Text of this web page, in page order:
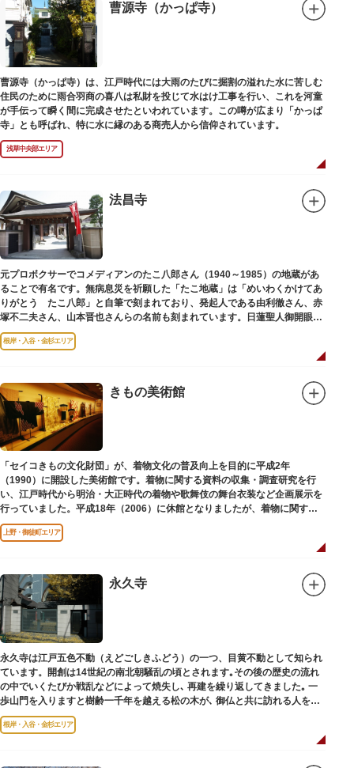
曹源寺（かっぱ寺）
曹源寺（かっぱ寺）は、江戸時代には大雨のたびに掘割の溢れた水に苦しむ
住民のために雨合羽商の喜八は私財を投じて水はけ工事を行い、これを河童
が手伝って瞬く間に完成させたといわれています。この噂が広まり「かっぱ
寺」とも呼ばれ、特に水に縁のある商売人から信仰されています。
浅草中央部エリア
法昌寺
元プロボクサーでコメディアンのたこ八郎さん（1940～1985）の地蔵があ
ることで有名です。無病息災を祈願した「たこ地蔵」は「めいわくかけてあ
りがとう たこ八郎」と自筆で刻まれており、発起人である由利徹さん、赤
塚不二夫さん、山本晋也さんらの名前も刻まれています。日蓮聖人御開眼の
毘沙門天を奉安しています。
根岸・入谷・金杉エリア
きもの美術館
「セイコきもの文化財団」が、着物文化の普及向上を目的に平成2年
（1990）に開設した美術館です。着物に関する資料の収集・調査研究を行
い、江戸時代から明治・大正時代の着物や歌舞伎の舞台衣装など企画展示を
行っていました。平成18年（2006）に休館となりましたが、着物に関する
調査研究等は引き続き本財団で行っています。
平成18年（2006）に休館
上野・御徒町エリア
永久寺
永久寺は江戸五色不動（えどごしきふどう）の一つ、目黄不動として知られ
ています。開創は14世紀の南北朝騒乱の頃とされます｡その後の歴史の流れ
の中でいくたびか戦乱などによって焼失し､ 再建を繰り返してきました｡ 一
歩山門を入りますと樹齢一千年を越える松の木が､ 御仏と共に訪れる人を静
かに迎えています｡
根岸・入谷・金杉エリア